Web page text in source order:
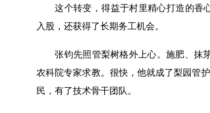
这个转变，得益于村里精心打造的香心
入股，还获得了长期务工机会。
张钧先照管梨树格外上心。施肥、抹芽
农科院专家求教。很快，他就成了梨园管
民，有了技术骨干团队。